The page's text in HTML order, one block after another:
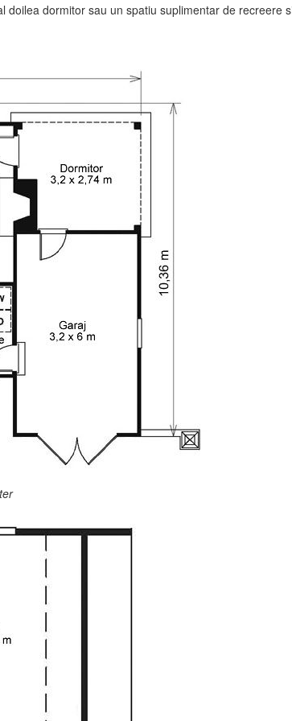
dormitor sau un spatiu suplimentar de recreere